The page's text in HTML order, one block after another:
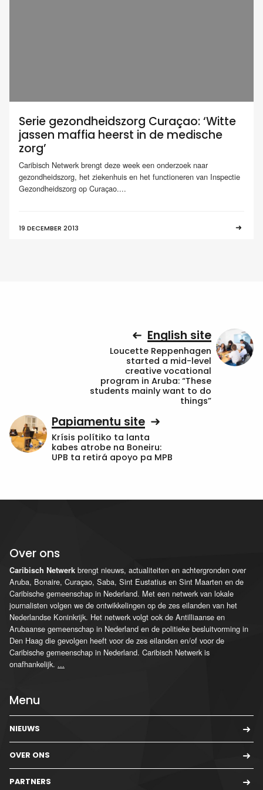
Serie gezondheidszorg Curaçao: ‘Witte
jassen maffia heerst in de medische
zorg’
Caribisch Netwerk brengt deze week een onderzoek naar
gezondheidszorg, het ziekenhuis en het functioneren van Inspectie
Gezondheidszorg op Curaçao....
19 DECEMBER 2013
English site
Loucette Reppenhagen
started a mid-level
creative vocational
program in Aruba: “These
students mainly want to do
things”
Papiamentu site
Krísis polítiko ta lanta
kabes atrobe na Boneiru:
UPB ta retirá apoyo pa MPB
Over ons
Caribisch Netwerk brengt nieuws, actualiteiten en achtergronden over
Aruba, Bonaire, Curaçao, Saba, Sint Eustatius en Sint Maarten en de
Caribische gemeenschap in Nederland. Met een netwerk van lokale
journalisten volgen we de ontwikkelingen op de zes eilanden van het
Nederlandse Koninkrijk. Het netwerk volgt ook de Antilliaanse en
Arubaanse gemeenschap in Nederland en de politieke besluitvorming in
Den Haag die gevolgen heeft voor de zes eilanden en/of voor de
Caribische gemeenschap in Nederland. Caribisch Netwerk is
onafhankelijk. ...
Menu
NIEUWS
OVER ONS
PARTNERS